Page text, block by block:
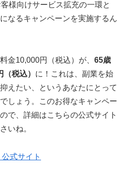
様向けサービス拡充の一環と
なるキャンペーンを実施するん
金10,000円（税込）が、 65歳
税込） に！これは、副業を始
えたい、というあなたにとって
しょう。このお得なキャンペー
で、詳細はこちらの公式サイト
いね。
式サイト